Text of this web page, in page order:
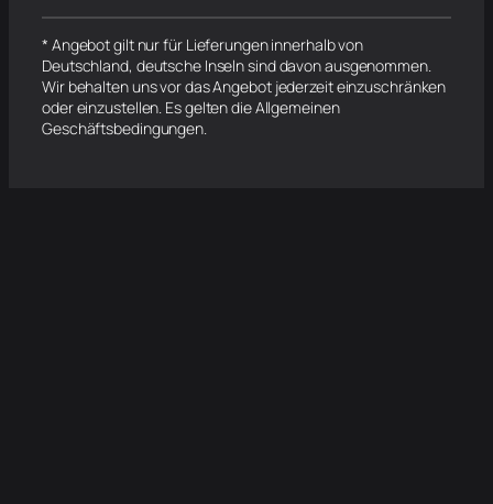
* Angebot gilt nur für Lieferungen innerhalb von
Deutschland, deutsche Inseln sind davon ausgenommen.
Wir behalten uns vor das Angebot jederzeit einzuschränken
oder einzustellen. Es gelten die Allgemeinen
Geschäftsbedingungen.